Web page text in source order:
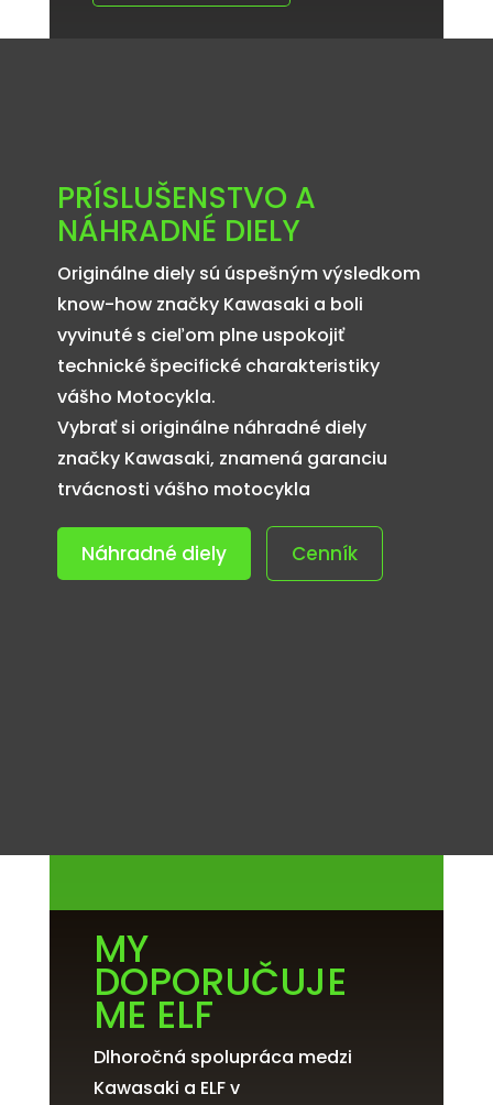
PRÍSLUŠENSTVO A
NÁHRADNÉ DIELY
Originálne diely sú úspešným výsledkom
know-how značky Kawasaki a boli
vyvinuté s cieľom plne uspokojiť
technické špecifické charakteristiky
vášho Motocykla.
Vybrať si originálne náhradné diely
značky Kawasaki, znamená garanciu
trvácnosti vášho motocykla
Náhradné diely Cenník
MY
DOPORUČUJE
ME ELF
Dlhoročná spolupráca medzi
Kawasaki a ELF v